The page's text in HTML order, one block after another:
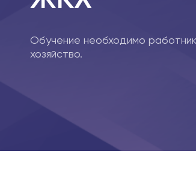
Обучение необходимо
хозяйство.